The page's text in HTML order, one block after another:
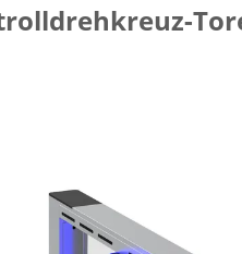
Tore